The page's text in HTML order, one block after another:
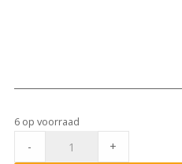
6 op voorraad
- +